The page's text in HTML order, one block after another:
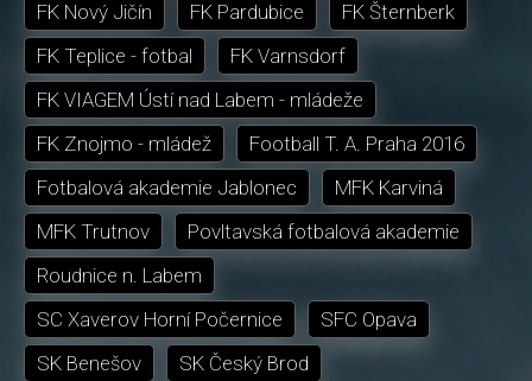
FK Nový Jičín
FK Pardubice
FK Šternberk
FK Teplice - fotbal
FK Varnsdorf
FK VIAGEM Ústí nad Labem - mládeže
FK Znojmo - mládež
Football T. A. Praha 2016
Fotbalová akademie Jablonec
MFK Karviná
MFK Trutnov
Povltavská fotbalová akademie
Roudnice n. Labem
SC Xaverov Horní Počernice
SFC Opava
SK Benešov
SK Český Brod